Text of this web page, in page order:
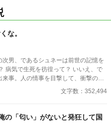
な。
男、であるシュネーは前世の記憶を
来事。人の情事を目撃して、衝撃のあ
と男の情事で…。 見たくもない
シュネーだった筈の今世の自身は情
の代わりにシュネーを変態から守り
メルン王国で生きていく。 しかし
した事でエリアスという侯爵家嫡男
文字数：352,494
の「匂い」がないと発狂して国